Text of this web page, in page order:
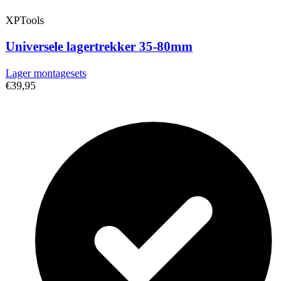
XPTools
Universele lagertrekker 35-80mm
Lager montagesets
€39,95